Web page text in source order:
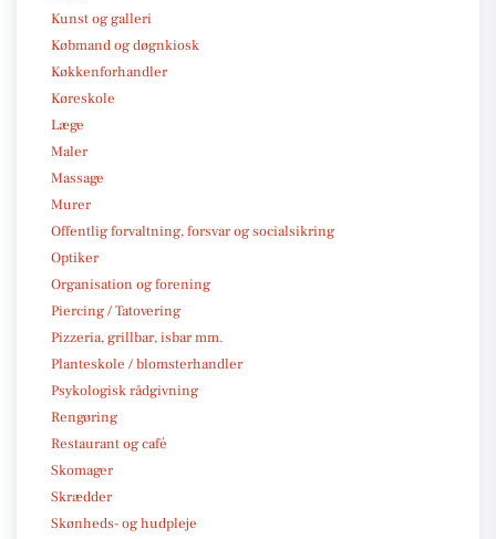
Kunst og galleri
Købmand og døgnkiosk
Køkkenforhandler
Køreskole
Læge
Maler
Massage
Murer
Offentlig forvaltning, forsvar og socialsikring
Optiker
Organisation og forening
Piercing / Tatovering
Pizzeria, grillbar, isbar mm.
Planteskole / blomsterhandler
Psykologisk rådgivning
Rengøring
Restaurant og café
Skomager
Skrædder
Skønheds- og hudpleje